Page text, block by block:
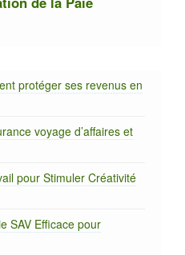
protéger ses revenus en
voyage d’affaires et
pour Stimuler Créativité
SAV Efficace pour